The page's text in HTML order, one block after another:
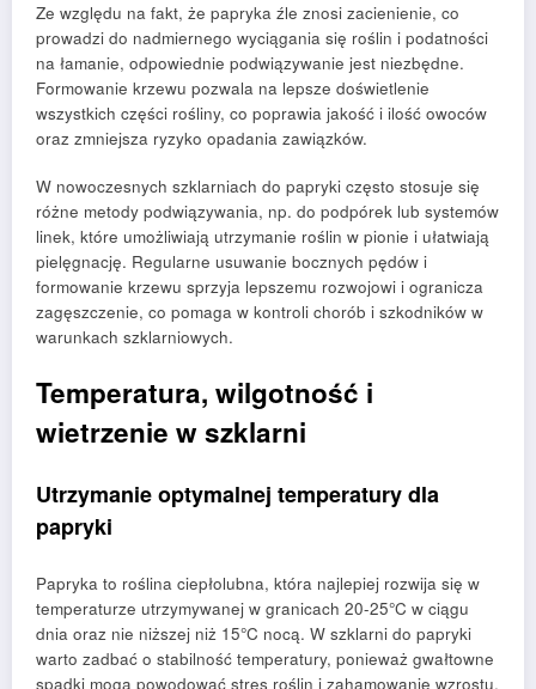
Ze względu na fakt, że papryka źle znosi zacienienie, co
prowadzi do nadmiernego wyciągania się roślin i podatności
na łamanie, odpowiednie podwiązywanie jest niezbędne.
Formowanie krzewu pozwala na lepsze doświetlenie
wszystkich części rośliny, co poprawia jakość i ilość owoców
oraz zmniejsza ryzyko opadania zawiązków.
W nowoczesnych szklarniach do papryki często stosuje się
różne metody podwiązywania, np. do podpórek lub systemów
linek, które umożliwiają utrzymanie roślin w pionie i ułatwiają
pielęgnację. Regularne usuwanie bocznych pędów i
formowanie krzewu sprzyja lepszemu rozwojowi i ogranicza
zagęszczenie, co pomaga w kontroli chorób i szkodników w
warunkach szklarniowych.
Temperatura, wilgotność i
wietrzenie w szklarni
Utrzymanie optymalnej temperatury dla
papryki
Papryka to roślina ciepłolubna, która najlepiej rozwija się w
temperaturze utrzymywanej w granicach 20-25°C w ciągu
dnia oraz nie niższej niż 15°C nocą. W szklarni do papryki
warto zadbać o stabilność temperatury, ponieważ gwałtowne
spadki mogą powodować stres roślin i zahamowanie wzrostu.